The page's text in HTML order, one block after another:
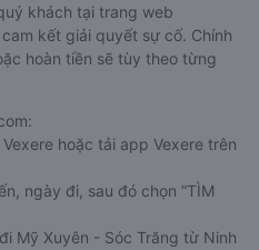
khách tại trang web
kết giải quyết sự cố. Chính
hoàn tiền sẽ tùy theo từng
hoặc tải app Vexere trên
ngày đi, sau đó chọn “TÌM
Mỹ Xuyên - Sóc Trăng từ Ninh